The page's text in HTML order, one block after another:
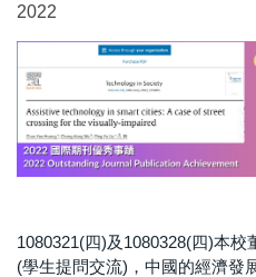
2022
1080321(四)及1080328(四)本
(學生提問交流)，中國的經濟發